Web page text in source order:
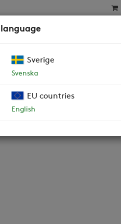
YRITYSASIAKKAAT JA
QR-koodi koneen
Sverige
Svenska
EU countries
English